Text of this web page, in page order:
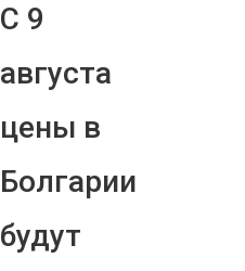
С 9
августа
цены в
Болгарии
будут